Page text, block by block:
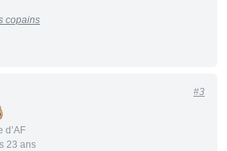
copains
d’AF
23 ans
#3